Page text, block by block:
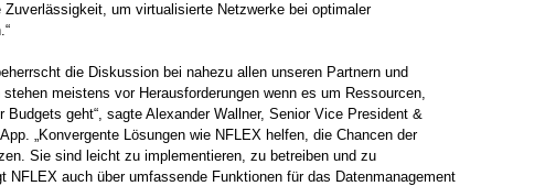
Zuverlässigkeit, um virtualisierte Netzwerke bei optimaler
die Diskussion bei nahezu allen unseren Partnern und
meistens vor Herausforderungen wenn es um Ressourcen,
Budgets geht“, sagte Alexander Wallner, Senior Vice President &
„Konvergente Lösungen wie NFLEX helfen, die Chancen der
Sie sind leicht zu implementieren, zu betreiben und zu
NFLEX auch über umfassende Funktionen für das Datenmanagement